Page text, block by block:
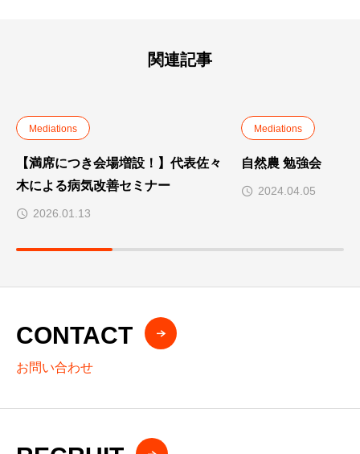
関連記事
Mediations
【満席につき会場増設！】代表佐々
木による病気改善セミナー
2026.01.13
Mediations
自然農 勉強会
2024.04.05
CONTACT
お問い合わせ